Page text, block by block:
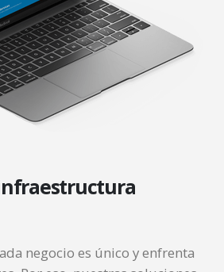
negocio es único y enfrenta